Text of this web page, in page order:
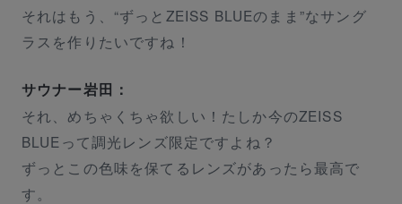
それはもう、“ずっとZEISS BLUEのまま”なサング
ラスを作りたいですね！
サウナー岩田：
それ、めちゃくちゃ欲しい！たしか今のZEISS
BLUEって調光レンズ限定ですよね？
ずっとこの色味を保てるレンズがあったら最高で
す。